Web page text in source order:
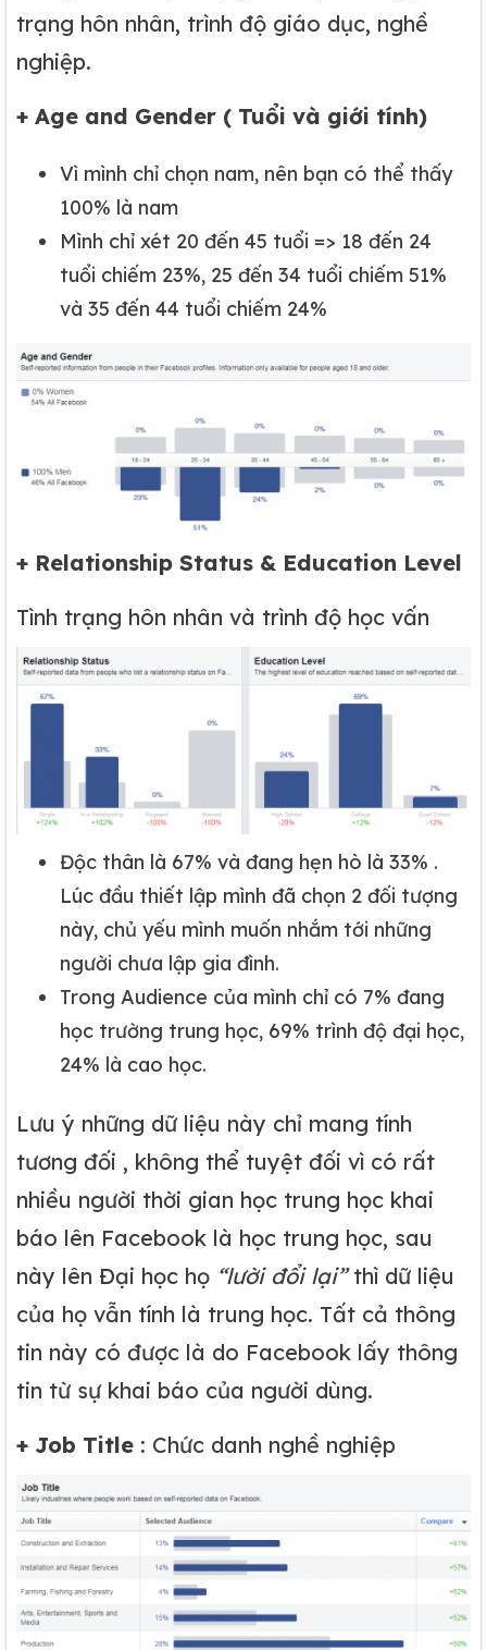
trạng hôn nhân, trình độ giáo dục, nghề
nghiệp.
+ Age and Gender ( Tuổi và giới tính)
Vì mình chỉ chọn nam, nên bạn có thể thấy
100% là nam
Mình chỉ xét 20 đến 45 tuổi => 18 đến 24
tuổi chiếm 23%, 25 đến 34 tuổi chiếm 51%
và 35 đến 44 tuổi chiếm 24%
+ Relationship Status & Education Level
Tình trạng hôn nhân và trình độ học vấn
Độc thân là 67% và đang hẹn hò là 33% .
Lúc đầu thiết lập mình đã chọn 2 đối tượng
này, chủ yếu mình muốn nhắm tới những
người chưa lập gia đình.
Trong Audience của mình chỉ có 7% đang
học trường trung học, 69% trình độ đại học,
24% là cao học.
Lưu ý những dữ liệu này chỉ mang tính
tương đối , không thể tuyệt đối vì có rất
nhiều người thời gian học trung học khai
báo lên Facebook là học trung học, sau
này lên Đại học họ “lười đổi lại”thì dữ liệu
của họ vẫn tính là trung học. Tất cả thông
tin này có được là do Facebook lấy thông
tin từ sự khai báo của người dùng.
+ Job Title : Chức danh nghề nghiệp